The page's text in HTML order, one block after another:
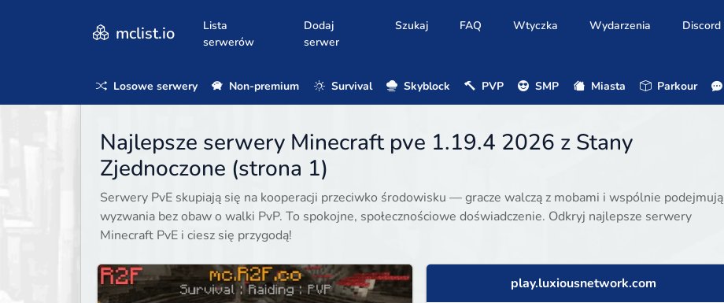
mclist.io
Lista
serwerów
Dodaj
serwer
Szukaj FAQ Wtyczka Wydarzenia Discord
Losowe serwery Non-premium Survival Skyblock PVP SMP Miasta Parkour
Najlepsze serwery Minecraft pve 1.19.4 2026 z Stany
Zjednoczone (strona 1)
Serwery PvE skupiają się na kooperacji przeciwko środowisku — gracze walczą z mobami i wspólnie podejmują
wyzwania bez obaw o walki PvP. To spokojne, społecznościowe doświadczenie. Odkryj najlepsze serwery
Minecraft PvE i ciesz się przygodą!
play.luxiousnetwork.com